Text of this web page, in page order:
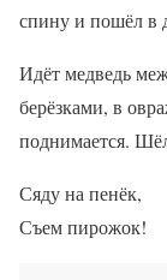
спину и пошёл в
Идёт медведь
берёзками, в
поднимается.
Сяду на пенёк,
Съем пирожок!